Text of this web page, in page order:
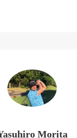
Morita